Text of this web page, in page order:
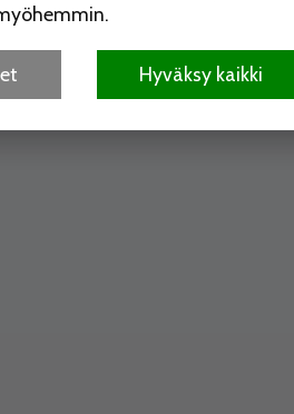
Hyväksy kaikki